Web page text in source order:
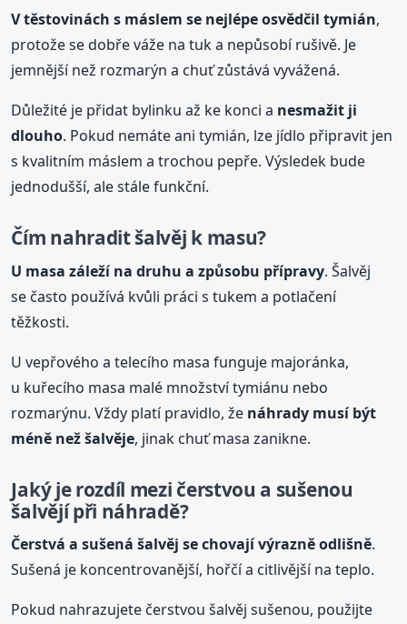
V těstovinách s máslem se nejlépe osvědčil tymián,
protože se dobře váže na tuk a nepůsobí rušivě. Je
jemnější než rozmarýn a chuť zůstává vyvážená.
Důležité je přidat bylinku až ke konci a nesmažit ji
dlouho. Pokud nemáte ani tymián, lze jídlo připravit jen
s kvalitním máslem a trochou pepře. Výsledek bude
jednodušší, ale stále funkční.
Čím nahradit šalvěj k masu?
U masa záleží na druhu a způsobu přípravy. Šalvěj
se často používá kvůli práci s tukem a potlačení
těžkosti.
U vepřového a telecího masa funguje majoránka,
u kuřecího masa malé množství tymiánu nebo
rozmarýnu. Vždy platí pravidlo, že náhrady musí být
méně než šalvěje, jinak chuť masa zanikne.
Jaký je rozdíl mezi čerstvou a sušenou
šalvějí při náhradě?
Čerstvá a sušená šalvěj se chovají výrazně odlišně.
Sušená je koncentrovanější, hořčí a citlivější na teplo.
Pokud nahrazujete čerstvou šalvěj sušenou, použijte